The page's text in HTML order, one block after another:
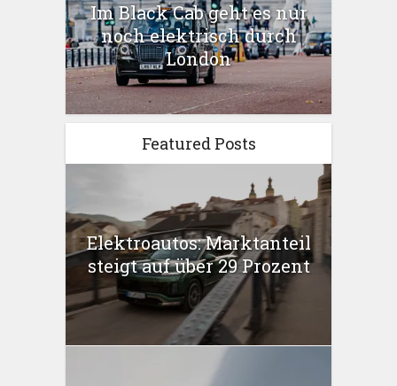
Im Black Cab geht es nur
noch elektrisch durch
London
Featured Posts
Elektroautos: Marktanteil
steigt auf über 29 Prozent